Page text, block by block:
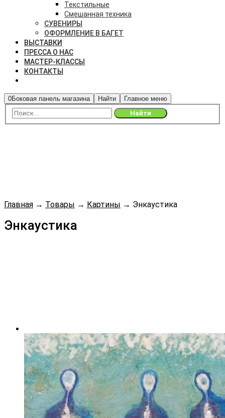
Текстильные
Смешанная техника
СУВЕНИРЫ
ОФОРМЛЕНИЕ В БАГЕТ
ВЫСТАВКИ
ПРЕССА О НАС
МАСТЕР-КЛАССЫ
КОНТАКТЫ
0Боковая панель магазина Найти Главное меню
Главная → Товары → Картины → Энкаустика
Энкаустика